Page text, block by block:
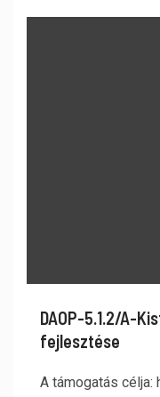
DAOP-5.1.2/A-
fejlesztése
A támogatás célja: